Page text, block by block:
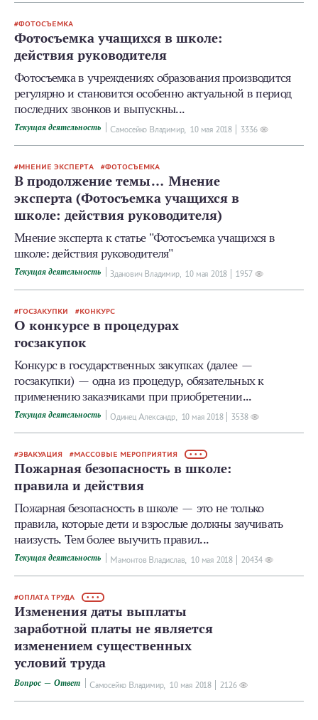
ФОТОСЪЕМКА
Фотосъемка учащихся в школе:
действия руководителя
Фотосъемка в учреждениях образования производится
регулярно и становится особенно актуальной в период
последних звонков и выпускны...
Текущая деятельность Самосейко Владимир, 10 мая 2018 3336
МНЕНИЕ ЭКСПЕРТА ФОТОСЪЕМКА
В продолжение темы… Мнение
эксперта (Фотосъемка учащихся в
школе: действия руководителя)
Мнение эксперта к статье "Фотосъемка учащихся в
школе: действия руководителя"
Текущая деятельность Зданович Владимир, 10 мая 2018 1957
ГОСЗАКУПКИ КОНКУРС
О конкурсе в процедурах
госзакупок
Конкурс в государственных закупках (далее —
госзакупки) — одна из процедур, обязательных к
применению заказчиками при приобретении...
Текущая деятельность Одинец Александр, 10 мая 2018 3538
ЭВАКУАЦИЯ МАССОВЫЕ МЕРОПРИЯТИЯ • • •
Пожарная безопасность в школе:
правила и действия
Пожарная безопасность в школе — это не только
правила, которые дети и взрослые должны заучивать
наизусть. Тем более выучить правил...
Текущая деятельность Мамонтов Владислав, 10 мая 2018 20434
ОПЛАТА ТРУДА • • •
Изменения даты выплаты
заработной платы не является
изменением существенных
условий труда
Вопрос — Ответ Самосейко Владимир, 10 мая 2018 2126